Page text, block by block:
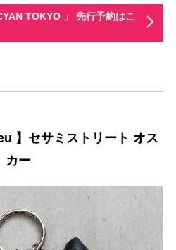
TOKYO 」 先行予約はこ
】セサミストリート オス
カー